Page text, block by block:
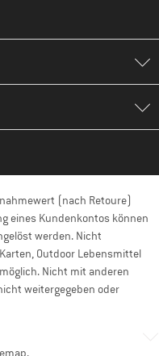
(nach Retoure)
eines Kundenkontos können
werden. Nicht
Outdoor Lebensmittel
Nicht mit anderen
weitergegeben oder
.